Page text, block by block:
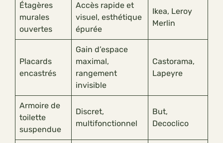
Étagères
murales
ouvertes
Accès rapide et
visuel, esthétique
épurée
Ikea, Leroy
Merlin
Placards
encastrés
Gain d’espace
maximal,
rangement
invisible
Castorama,
Lapeyre
Armoire de
toilette
suspendue
Discret,
multifonctionnel
But,
Decoclico